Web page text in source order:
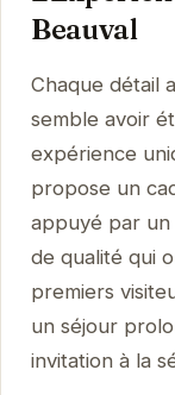
Beauval
Chaque détail
semble avoir
expérience
propose un
appuyé par un
de qualité qui
premiers
un séjour
invitation à la